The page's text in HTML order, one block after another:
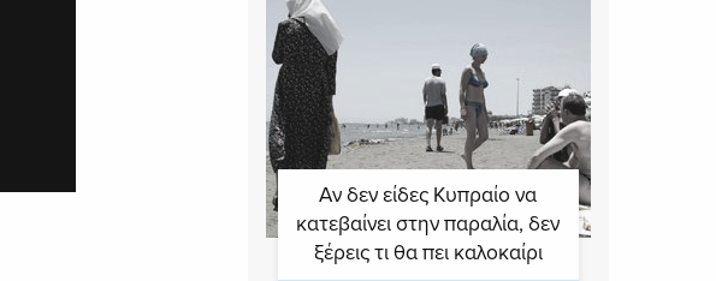
Αν δεν είδες Κυπραίο να
κατεβαίνει στην παραλία, δεν
ξέρεις τι θα πει καλοκαίρι